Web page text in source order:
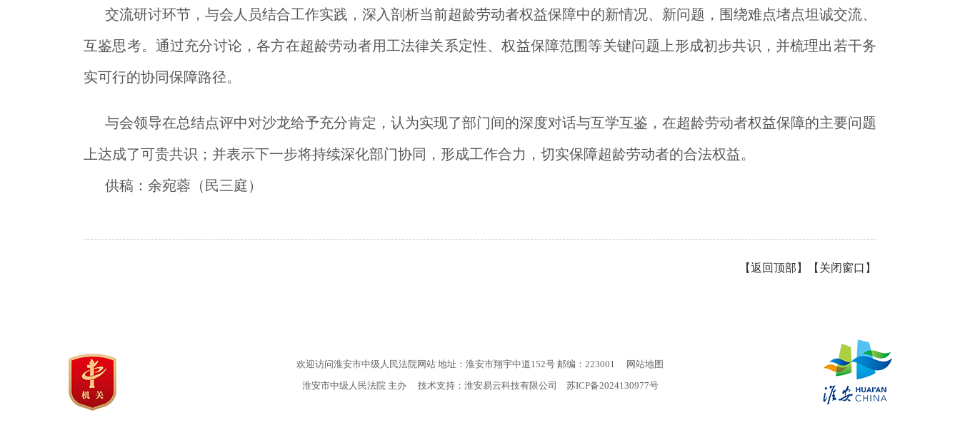
交流研讨环节，与会人员结合工作实践，深入剖析当前超龄劳动者权益保障中的新情况、新问题，围绕难点堵点坦诚交流、
互鉴思考。通过充分讨论，各方在超龄劳动者用工法律关系定性、权益保障范围等关键问题上形成初步共识，并梳理出若干务
实可行的协同保障路径。
与会领导在总结点评中对沙龙给予充分肯定，认为实现了部门间的深度对话与互学互鉴，在超龄劳动者权益保障的主要问题
上达成了可贵共识；并表示下一步将持续深化部门协同，形成工作合力，切实保障超龄劳动者的合法权益。
供稿：余宛蓉（民三庭）
【返回顶部 】【 关闭窗口 】
欢迎访问淮安市中级人民法院网站 地址：淮安市翔宇中道152号 邮编：223001 网站地图
淮安市中级人民法院 主办 技术支持：淮安易云科技有限公司 苏ICP备2024130977号